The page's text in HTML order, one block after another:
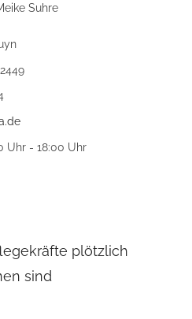
Suhre
Uhr - 18:00 Uhr
plötzlich
sind